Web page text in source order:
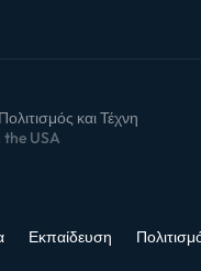
και Τέχνη
USA
Εκπαίδευση